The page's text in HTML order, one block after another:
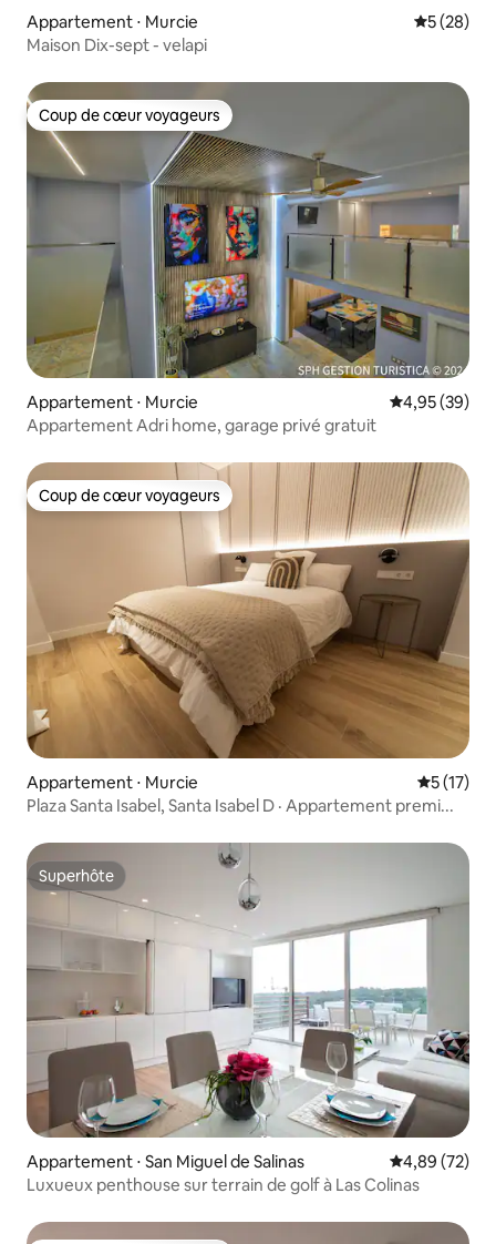
Appartement ⋅ Murcie
5 (28)
Maison Dix-sept - velapi
Coup de cœur voyageurs
Coup de cœur voyageurs
Appartement ⋅ Murcie Évaluation
4,95 (39)
Appartement Adri home, garage privé gratuit
Coup de cœur voyageurs
Coup de cœur voyageurs
Appartement ⋅ Murcie
5 (17)
Plaza Santa Isabel, Santa Isabel D · Appartement premi...
Superhôte
Superhôte
Appartement ⋅ San Miguel de Salinas Évaluation
4,89 (72)
Luxueux penthouse sur terrain de golf à Las Colinas